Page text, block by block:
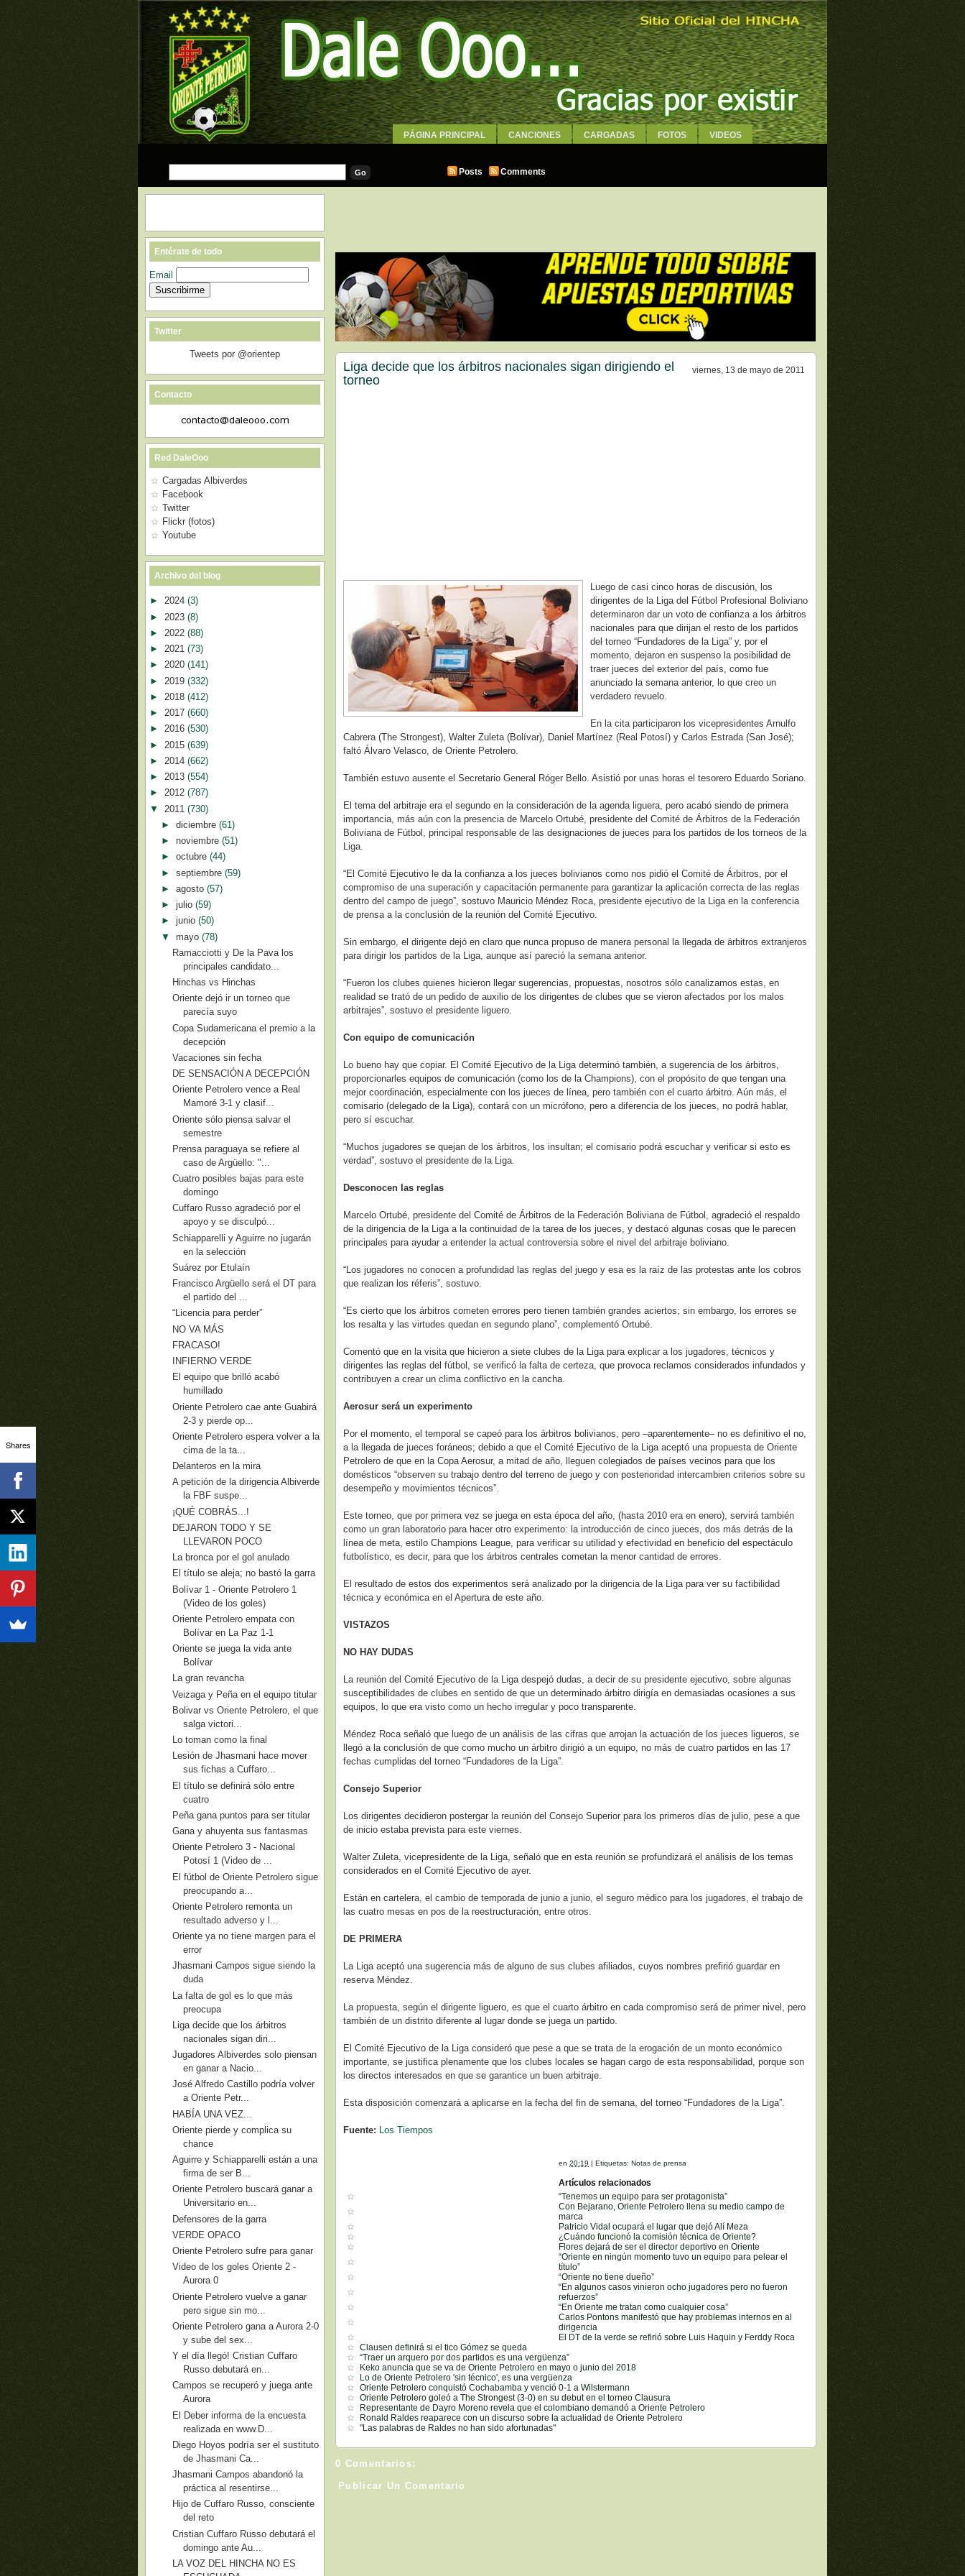
PÁGINA PRINCIPAL CANCIONES CARGADAS FOTOS VIDEOS
Posts
Comments
viernes, 13 de mayo de 2011
Liga decide que los árbitros nacionales sigan dirigiendo el
torneo
Luego de casi cinco horas de discusión, los
dirigentes de la Liga del Fútbol Profesional Boliviano
determinaron dar un voto de confianza a los árbitros
nacionales para que dirijan el resto de los partidos
del torneo “Fundadores de la Liga” y, por el
momento, dejaron en suspenso la posibilidad de
traer jueces del exterior del país, como fue
anunciado la semana anterior, lo que creo un
verdadero revuelo.
En la cita participaron los vicepresidentes Arnulfo
Cabrera (The Strongest), Walter Zuleta (Bolívar), Daniel Martínez (Real Potosí) y Carlos Estrada (San José);
faltó Álvaro Velasco, de Oriente Petrolero.
También estuvo ausente el Secretario General Róger Bello. Asistió por unas horas el tesorero Eduardo Soriano.
El tema del arbitraje era el segundo en la consideración de la agenda liguera, pero acabó siendo de primera
importancia, más aún con la presencia de Marcelo Ortubé, presidente del Comité de Árbitros de la Federación
Boliviana de Fútbol, principal responsable de las designaciones de jueces para los partidos de los torneos de la
Liga.
“El Comité Ejecutivo le da la confianza a los jueces bolivianos como nos pidió el Comité de Árbitros, por el
compromiso de una superación y capacitación permanente para garantizar la aplicación correcta de las reglas
dentro del campo de juego”, sostuvo Mauricio Méndez Roca, presidente ejecutivo de la Liga en la conferencia
de prensa a la conclusión de la reunión del Comité Ejecutivo.
Sin embargo, el dirigente dejó en claro que nunca propuso de manera personal la llegada de árbitros extranjeros
para dirigir los partidos de la Liga, aunque así pareció la semana anterior.
“Fueron los clubes quienes hicieron llegar sugerencias, propuestas, nosotros sólo canalizamos estas, en
realidad se trató de un pedido de auxilio de los dirigentes de clubes que se vieron afectados por los malos
arbitrajes”, sostuvo el presidente liguero.
Con equipo de comunicación
Lo bueno hay que copiar. El Comité Ejecutivo de la Liga determinó también, a sugerencia de los árbitros,
proporcionarles equipos de comunicación (como los de la Champions), con el propósito de que tengan una
mejor coordinación, especialmente con los jueces de línea, pero también con el cuarto árbitro. Aún más, el
comisario (delegado de la Liga), contará con un micrófono, pero a diferencia de los jueces, no podrá hablar,
pero sí escuchar.
“Muchos jugadores se quejan de los árbitros, los insultan; el comisario podrá escuchar y verificar si esto es
verdad”, sostuvo el presidente de la Liga.
Desconocen las reglas
Marcelo Ortubé, presidente del Comité de Árbitros de la Federación Boliviana de Fútbol, agradeció el respaldo
de la dirigencia de la Liga a la continuidad de la tarea de los jueces, y destacó algunas cosas que le parecen
principales para ayudar a entender la actual controversia sobre el nivel del arbitraje boliviano.
“Los jugadores no conocen a profundidad las reglas del juego y esa es la raíz de las protestas ante los cobros
que realizan los réferis”, sostuvo.
“Es cierto que los árbitros cometen errores pero tienen también grandes aciertos; sin embargo, los errores se
los resalta y las virtudes quedan en segundo plano”, complementó Ortubé.
Comentó que en la visita que hicieron a siete clubes de la Liga para explicar a los jugadores, técnicos y
dirigentes las reglas del fútbol, se verificó la falta de certeza, que provoca reclamos considerados infundados y
contribuyen a crear un clima conflictivo en la cancha.
Aerosur será un experimento
Por el momento, el temporal se capeó para los árbitros bolivianos, pero –aparentemente– no es definitivo el no,
a la llegada de jueces foráneos; debido a que el Comité Ejecutivo de la Liga aceptó una propuesta de Oriente
Petrolero de que en la Copa Aerosur, a mitad de año, lleguen colegiados de países vecinos para que los
domésticos “observen su trabajo dentro del terreno de juego y con posterioridad intercambien criterios sobre su
desempeño y movimientos técnicos”.
Este torneo, que por primera vez se juega en esta época del año, (hasta 2010 era en enero), servirá también
como un gran laboratorio para hacer otro experimento: la introducción de cinco jueces, dos más detrás de la
línea de meta, estilo Champions League, para verificar su utilidad y efectividad en beneficio del espectáculo
futbolístico, es decir, para que los árbitros centrales cometan la menor cantidad de errores.
El resultado de estos dos experimentos será analizado por la dirigencia de la Liga para ver su factibilidad
técnica y económica en el Apertura de este año.
VISTAZOS
NO HAY DUDAS
La reunión del Comité Ejecutivo de la Liga despejó dudas, a decir de su presidente ejecutivo, sobre algunas
susceptibilidades de clubes en sentido de que un determinado árbitro dirigía en demasiadas ocasiones a sus
equipos, lo que era visto como un hecho irregular y poco transparente.
Méndez Roca señaló que luego de un análisis de las cifras que arrojan la actuación de los jueces ligueros, se
llegó a la conclusión de que como mucho un árbitro dirigió a un equipo, no más de cuatro partidos en las 17
fechas cumplidas del torneo “Fundadores de la Liga”.
Consejo Superior
Los dirigentes decidieron postergar la reunión del Consejo Superior para los primeros días de julio, pese a que
de inicio estaba prevista para este viernes.
Walter Zuleta, vicepresidente de la Liga, señaló que en esta reunión se profundizará el análisis de los temas
considerados en el Comité Ejecutivo de ayer.
Están en cartelera, el cambio de temporada de junio a junio, el seguro médico para los jugadores, el trabajo de
las cuatro mesas en pos de la reestructuración, entre otros.
DE PRIMERA
La Liga aceptó una sugerencia más de alguno de sus clubes afiliados, cuyos nombres prefirió guardar en
reserva Méndez.
La propuesta, según el dirigente liguero, es que el cuarto árbitro en cada compromiso será de primer nivel, pero
también de un distrito diferente al lugar donde se juega un partido.
El Comité Ejecutivo de la Liga consideró que pese a que se trata de la erogación de un monto económico
importante, se justifica plenamente que los clubes locales se hagan cargo de esta responsabilidad, porque son
los directos interesados en que se garantice un buen arbitraje.
Esta disposición comenzará a aplicarse en la fecha del fin de semana, del torneo “Fundadores de la Liga”.
Fuente: Los Tiempos
en20:19 |Etiquetas:Notas de prensa
Artículos relacionados
“Tenemos un equipo para ser protagonista”
Con Bejarano, Oriente Petrolero llena su medio campo de
marca
Patricio Vidal ocupará el lugar que dejó Alí Meza
¿Cuándo funcionó la comisión técnica de Oriente?
Flores dejará de ser el director deportivo en Oriente
“Oriente en ningún momento tuvo un equipo para pelear el
título”
“Oriente no tiene dueño”
“En algunos casos vinieron ocho jugadores pero no fueron
refuerzos”
“En Oriente me tratan como cualquier cosa”
Carlos Pontons manifestó que hay problemas internos en al
dirigencia
El DT de la verde se refirió sobre Luis Haquin y Ferddy Roca
Clausen definirá si el tico Gómez se queda
“Traer un arquero por dos partidos es una vergüenza”
Keko anuncia que se va de Oriente Petrolero en mayo o junio del 2018
Lo de Oriente Petrolero 'sin técnico', es una vergüenza
Oriente Petrolero conquistó Cochabamba y venció 0-1 a Wilstermann
Oriente Petrolero goleó a The Strongest (3-0) en su debut en el torneo Clausura
Representante de Dayro Moreno revela que el colombiano demandó a Oriente Petrolero
Ronald Raldes reaparece con un discurso sobre la actualidad de Oriente Petrolero
"Las palabras de Raldes no han sido afortunadas"
0 Comentarios:
Publicar Un Comentario
Entérate de todo
Email
Twitter
Tweets por @orientep
Contacto
Red DaleOoo
Cargadas Albiverdes
Facebook
Twitter
Flickr (fotos)
Youtube
Archivo del blog
► 2024 (3)
► 2023 (8)
► 2022 (88)
► 2021 (73)
► 2020 (141)
► 2019 (332)
► 2018 (412)
► 2017 (660)
► 2016 (530)
► 2015 (639)
► 2014 (662)
► 2013 (554)
► 2012 (787)
▼ 2011 (730)
► diciembre (61)
► noviembre (51)
► octubre (44)
► septiembre (59)
► agosto (57)
► julio (59)
► junio (50)
▼ mayo (78)
Ramacciotti y De la Pava los
principales candidato...
Hinchas vs Hinchas
Oriente dejó ir un torneo que
parecía suyo
Copa Sudamericana el premio a la
decepción
Vacaciones sin fecha
DE SENSACIÓN A DECEPCIÓN
Oriente Petrolero vence a Real
Mamoré 3-1 y clasif...
Oriente sólo piensa salvar el
semestre
Prensa paraguaya se refiere al
caso de Argüello: "...
Cuatro posibles bajas para este
domingo
Cuffaro Russo agradeció por el
apoyo y se disculpó...
Schiapparelli y Aguirre no jugarán
en la selección
Suárez por Etulaín
Francisco Argüello será el DT para
el partido del ...
“Licencia para perder”
NO VA MÁS
FRACASO!
INFIERNO VERDE
El equipo que brilló acabó
humillado
Oriente Petrolero cae ante Guabirá
2-3 y pierde op...
Oriente Petrolero espera volver a la
cima de la ta...
Delanteros en la mira
A petición de la dirigencia Albiverde
la FBF suspe...
¡QUÉ COBRÁS...!
DEJARON TODO Y SE
LLEVARON POCO
La bronca por el gol anulado
El título se aleja; no bastó la garra
Bolívar 1 - Oriente Petrolero 1
(Video de los goles)
Oriente Petrolero empata con
Bolívar en La Paz 1-1
Oriente se juega la vida ante
Bolívar
La gran revancha
Veizaga y Peña en el equipo titular
Bolivar vs Oriente Petrolero, el que
salga victori...
Lo toman como la final
Lesión de Jhasmani hace mover
sus fichas a Cuffaro...
El título se definirá sólo entre
cuatro
Peña gana puntos para ser titular
Gana y ahuyenta sus fantasmas
Oriente Petrolero 3 - Nacional
Potosí 1 (Video de ...
El fútbol de Oriente Petrolero sigue
preocupando a...
Oriente Petrolero remonta un
resultado adverso y l...
Oriente ya no tiene margen para el
error
Jhasmani Campos sigue siendo la
duda
La falta de gol es lo que más
preocupa
Liga decide que los árbitros
nacionales sigan diri...
Jugadores Albiverdes solo piensan
en ganar a Nacio...
José Alfredo Castillo podría volver
a Oriente Petr...
HABÍA UNA VEZ...
Oriente pierde y complica su
chance
Aguirre y Schiapparelli están a una
firma de ser B...
Oriente Petrolero buscará ganar a
Universitario en...
Defensores de la garra
VERDE OPACO
Oriente Petrolero sufre para ganar
Video de los goles Oriente 2 -
Aurora 0
Oriente Petrolero vuelve a ganar
pero sigue sin mo...
Oriente Petrolero gana a Aurora 2-0
y sube del sex...
Y el día llegó! Cristian Cuffaro
Russo debutará en...
Campos se recuperó y juega ante
Aurora
El Deber informa de la encuesta
realizada en www.D...
Diego Hoyos podría ser el sustituto
de Jhasmani Ca...
Jhasmani Campos abandonó la
práctica al resentirse...
Hijo de Cuffaro Russo, consciente
del reto
Cristian Cuffaro Russo debutará el
domingo ante Au...
LA VOZ DEL HINCHA NO ES
Shares